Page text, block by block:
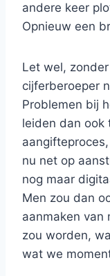
andere keer
Opnieuw een
Let wel,
cijferberoeper
Problemen bij
leiden dan ook
nu net op
nog maar
Men zou dan
aanmaken van
zou worden,
wat we